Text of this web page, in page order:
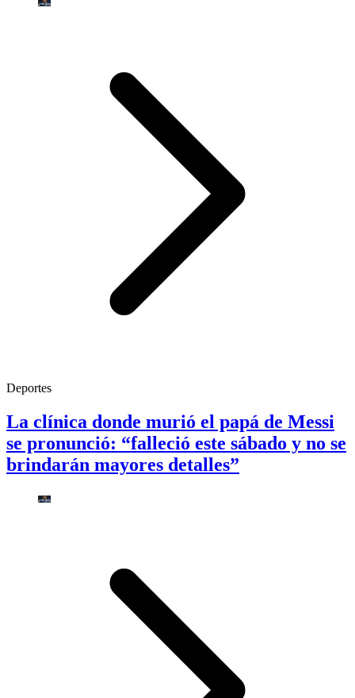
Deportes
La clínica donde murió el papá de Messi
se pronunció: “falleció este sábado y no se
brindarán mayores detalles”